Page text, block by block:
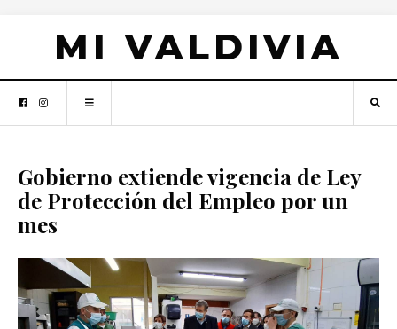
MI VALDIVIA
Gobierno extiende vigencia de Ley
de Protección del Empleo por un
mes